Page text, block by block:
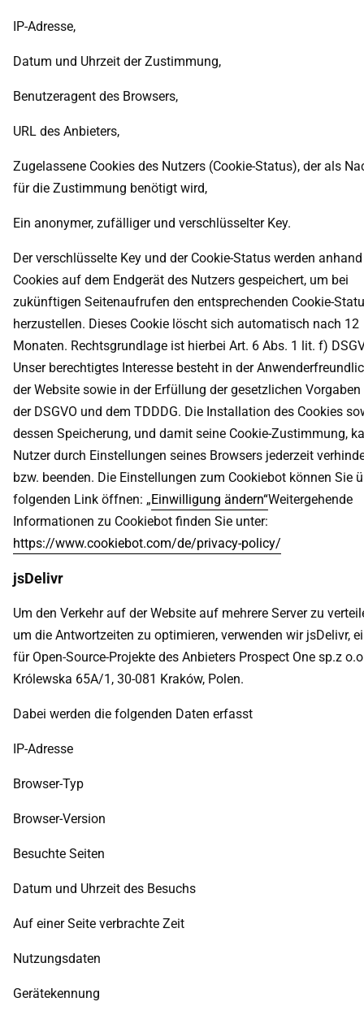
IP-Adresse,
Datum und Uhrzeit der Zustimmung,
Benutzeragent des Browsers,
URL des Anbieters,
Zugelassene Cookies des Nutzers (Cookie-Status), der als
für die Zustimmung benötigt wird,
Ein anonymer, zufälliger und verschlüsselter Key.
Der verschlüsselte Key und der Cookie-Status werden
Cookies auf dem Endgerät des Nutzers gespeichert, um bei
zukünftigen Seitenaufrufen den entsprechenden Cookie-
herzustellen. Dieses Cookie löscht sich automatisch nach 12
Monaten. Rechtsgrundlage ist hierbei Art. 6 Abs. 1 lit. f)
Unser berechtigtes Interesse besteht in der
der Website sowie in der Erfüllung der gesetzlichen Vorgaben
der DSGVO und dem TDDDG. Die Installation des Cookies
dessen Speicherung, und damit seine Cookie-Zustimmung,
Nutzer durch Einstellungen seines Browsers jederzeit
bzw. beenden. Die Einstellungen zum Cookiebot können Sie
folgenden Link öffnen: „Einwilligung ändern“Weitergehende
Informationen zu Cookiebot finden Sie unter:
https://www.cookiebot.com/de/privacy-policy/
jsDelivr
Um den Verkehr auf der Website auf mehrere Server zu
um die Antwortzeiten zu optimieren, verwenden wir jsDelivr,
für Open-Source-Projekte des Anbieters Prospect One sp.z
Królewska 65A/1, 30-081 Kraków, Polen.
Dabei werden die folgenden Daten erfasst
IP-Adresse
Browser-Typ
Browser-Version
Besuchte Seiten
Datum und Uhrzeit des Besuchs
Auf einer Seite verbrachte Zeit
Nutzungsdaten
Gerätekennung